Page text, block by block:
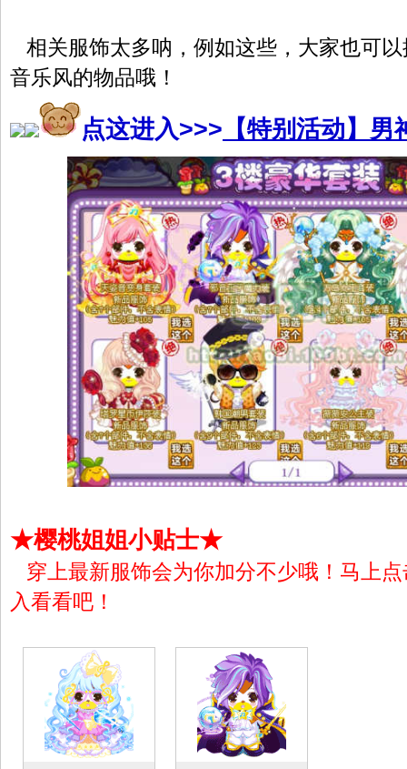
相关服饰太多呐，例如这些，大家也可
音乐风的物品哦！
点这进入>>> 【特别活动】
★樱桃姐姐小贴士★
穿上最新服饰会为你加分不少哦！马上
入看看吧！